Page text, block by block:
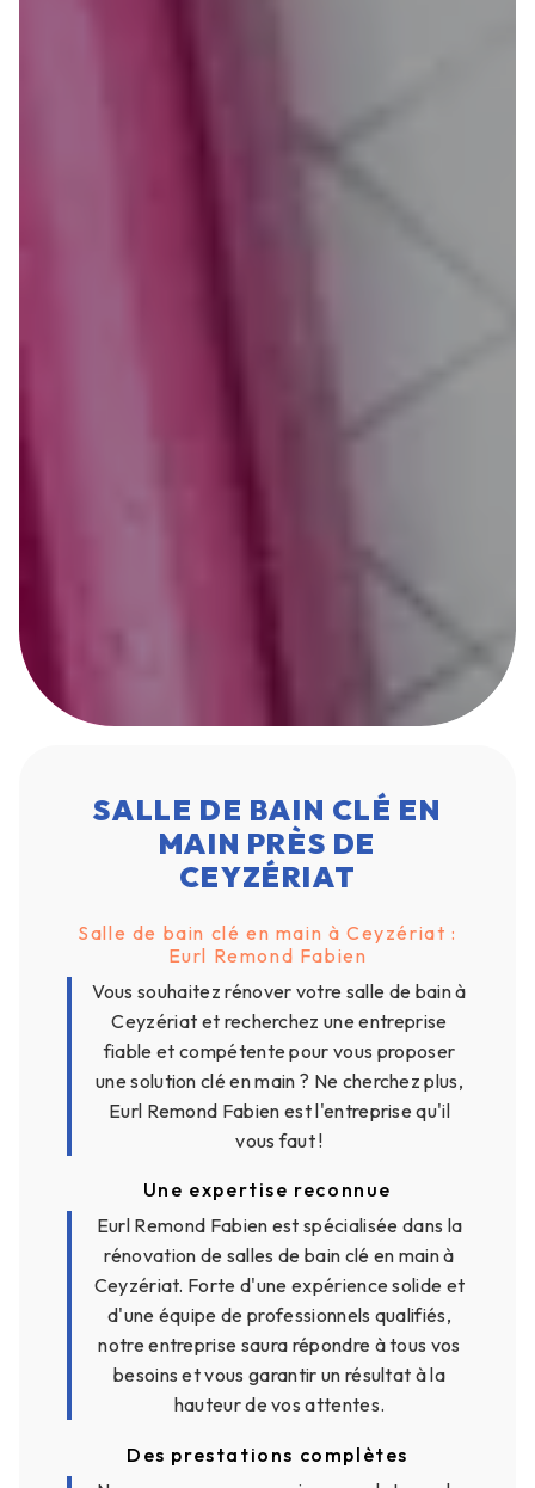
SALLE DE BAIN CLÉ EN
MAIN PRÈS DE
CEYZÉRIAT
Salle de bain clé en main à Ceyzériat :
Eurl Remond Fabien
Vous souhaitez rénover votre salle de bain à
Ceyzériat et recherchez une entreprise
fiable et compétente pour vous proposer
une solution clé en main ? Ne cherchez plus,
Eurl Remond Fabien est l'entreprise qu'il
vous faut !
Une expertise reconnue
Eurl Remond Fabien est spécialisée dans la
rénovation de salles de bain clé en main à
Ceyzériat. Forte d'une expérience solide et
d'une équipe de professionnels qualifiés,
notre entreprise saura répondre à tous vos
besoins et vous garantir un résultat à la
hauteur de vos attentes.
Des prestations complètes